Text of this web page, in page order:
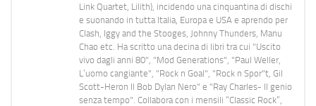
Link Quartet, Lilith), incidendo una cinquantina di dischi
e suonando in tutta Italia, Europa e USA e aprendo per
Clash, Iggy and the Stooges, Johnny Thunders, Manu
Chao etc. Ha scritto una decina di libri tra cui "Uscito
vivo dagli anni 80", "Mod Generations", "Paul Weller,
L’uomo cangiante", "Rock n Goal", "Rock n Spor"t, Gil
Scott-Heron Il Bob Dylan Nero" e "Ray Charles- Il genio
senza tempo". Collabora con i mensili “Classic Rock”,